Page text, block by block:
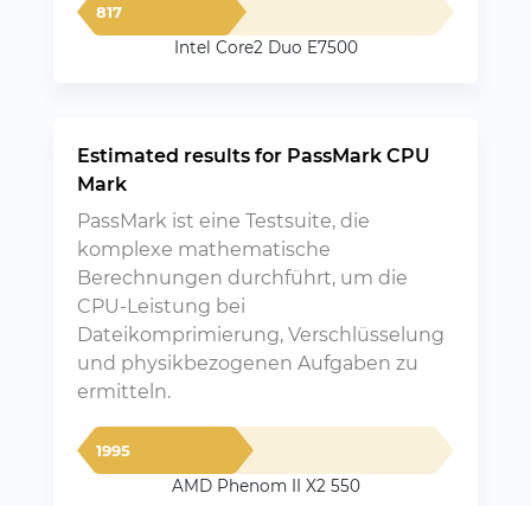
817
Intel Core2 Duo E7500
Estimated results for PassMark CPU
Mark
PassMark ist eine Testsuite, die
komplexe mathematische
Berechnungen durchführt, um die
CPU-Leistung bei
Dateikomprimierung, Verschlüsselung
und physikbezogenen Aufgaben zu
ermitteln.
1995
AMD Phenom II X2 550